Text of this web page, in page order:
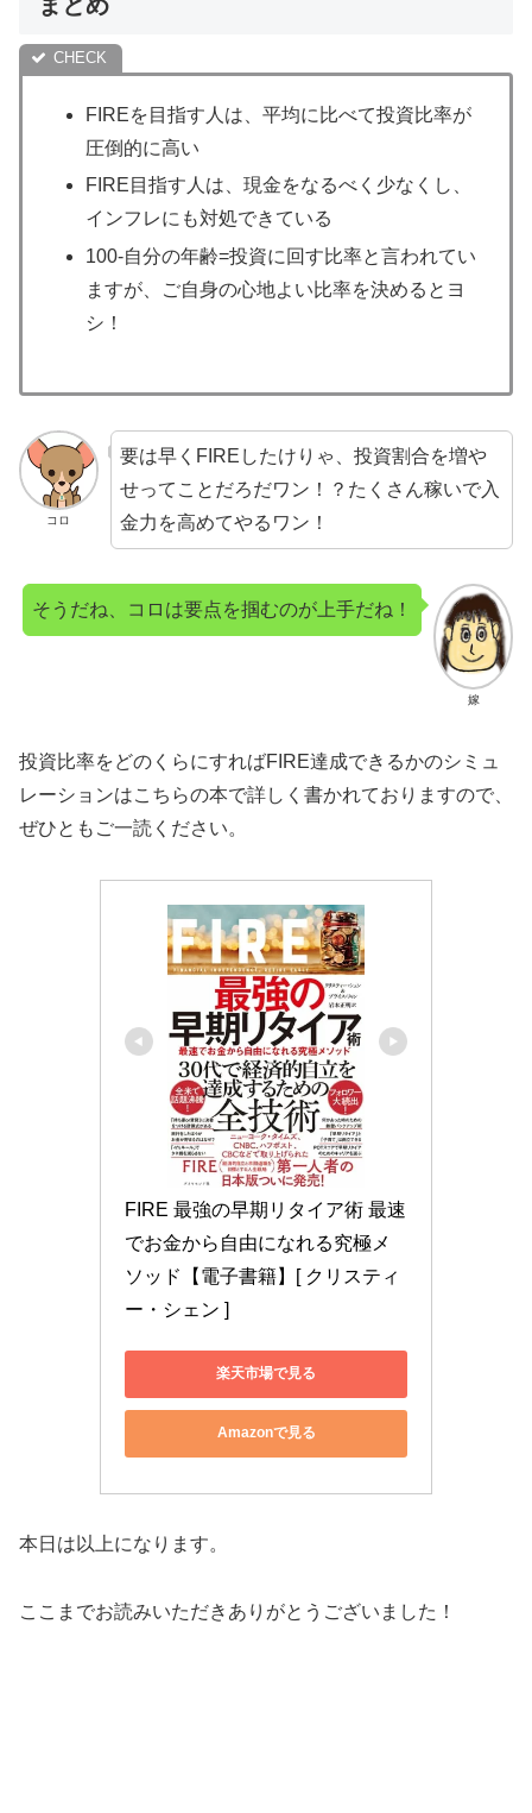
FIREを目指す人は、平均に比べて投資比率が
圧倒的に高い
FIRE目指す人は、現金をなるべく少なくし、
インフレにも対処できている
100-自分の年齢=投資に回す比率と言われてい
ますが、ご自身の心地よい比率を決めるとヨ
シ！
コロ
要は早くFIREしたけりゃ、投資割合を増や
せってことだろだワン！？たくさん稼いで入
金力を高めてやるワン！
嫁
そうだね、コロは要点を掴むのが上手だね！
投資比率をどのくらにすればFIRE達成できるかのシミュ
レーションはこちらの本で詳しく書かれておりますので、
ぜひともご一読ください。
FIRE 最強の早期リタイア術 最速
でお金から自由になれる究極メ
ソッド【電子書籍】[ クリスティ
ー・シェン ]
楽天市場で見る
Amazonで見る
本日は以上になります。
ここまでお読みいただきありがとうございました！